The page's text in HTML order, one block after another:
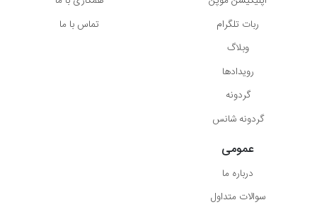
ربات تلگرام
وبلاگ
رویدادها
گردونه
گردونه شانس
تماس با ما
عمومی
درباره ما
سوالات متداول